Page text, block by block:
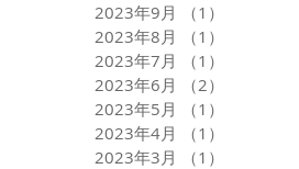
2023年9月
（1）
2023年8月
（1）
2023年7月
（1）
2023年6月
（2）
2023年5月
（1）
2023年4月
（1）
2023年3月
（1）